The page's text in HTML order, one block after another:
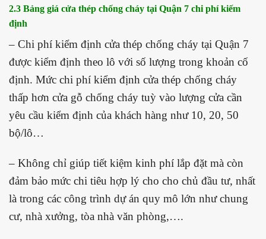
2.3 Bảng giá cửa thép chống cháy tại Quận 7 chi phí kiếm
định
– Chi phí kiểm định cửa thép chống cháy tại Quận 7
được kiểm định theo lô với số lượng trong khoản cố
định. Mức chi phí kiểm định cửa thép chống cháy
thấp hơn cửa gỗ chống cháy tuỳ vào lượng cửa cần
yêu cầu kiểm định của khách hàng như 10, 20, 50
bộ/lô…
– Không chỉ giúp tiết kiệm kinh phí lắp đặt mà còn
đảm bảo mức chi tiêu hợp lý cho cho chủ đầu tư, nhất
là trong các công trình dự án quy mô lớn như chung
cư, nhà xưởng, tòa nhà văn phòng,….